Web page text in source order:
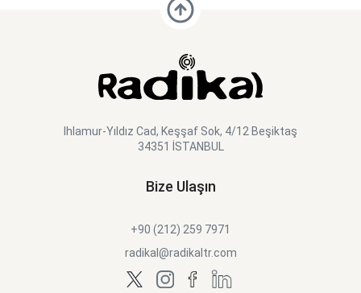
Ihlamur-Yıldız Cad, Keşşaf Sok, 4/12 Beşiktaş
34351 İSTANBUL
Bize Ulaşın
+90 (212) 259 7971
radikal@radikaltr.com